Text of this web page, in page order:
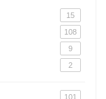
15
108
9
2
101